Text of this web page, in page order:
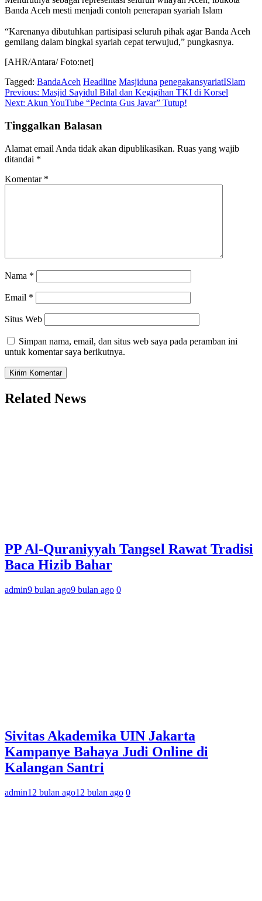
Banda Aceh mesti menjadi contoh penerapan syariah Islam
“Karenanya dibutuhkan partisipasi seluruh pihak agar Banda Aceh
gemilang dalam bingkai syariah cepat terwujud,” pungkasnya.
[AHR/Antara/ Foto:net]
Tagged: BandaAceh Headline Masjiduna penegakansyariatISlam
Navigasi
pos
Previous: Masjid Sayidul Bilal dan Kegigihan TKI di Korsel
Next: Akun YouTube “Pecinta Gus Javar” Tutup!
Tinggalkan Balasan
Alamat email Anda tidak akan dipublikasikan. Ruas yang wajib
ditandai *
Komentar *
Nama *
Email *
Situs Web
Simpan nama, email, dan situs web saya pada peramban ini
untuk komentar saya berikutnya.
Related News
PP Al-Quraniyyah Tangsel Rawat Tradisi
Baca Hizib Bahar
admin9 bulan ago9 bulan ago 0
Sivitas Akademika UIN Jakarta
Kampanye Bahaya Judi Online di
Kalangan Santri
admin12 bulan ago12 bulan ago 0